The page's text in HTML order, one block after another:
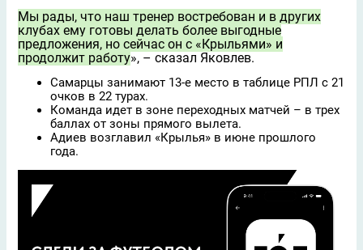
Мы рады, что наш тренер востребован и в других
клубах ему готовы делать более выгодные
предложения, но сейчас он с «Крыльями» и
продолжит работу», – сказал Яковлев.
Самарцы занимают 13-е место в таблице РПЛ с 21
очков в 22 турах.
Команда идет в зоне переходных матчей – в трех
баллах от зоны прямого вылета.
Адиев возглавил «Крылья» в июне прошлого
года.